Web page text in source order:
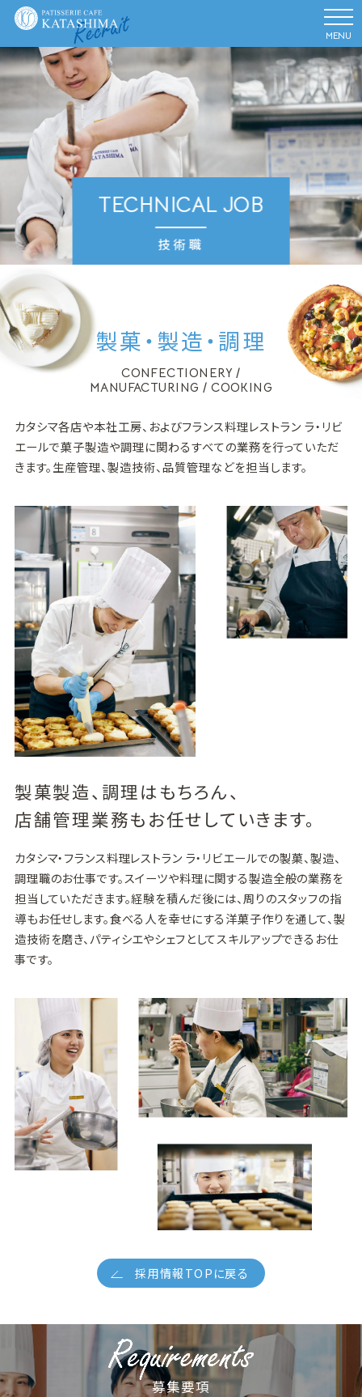
TECHNICAL JOB
技術職
製菓・製造・調理
CONFECTIONERY /
MANUFACTURING / COOKING
カタシマ各店や本社工房、およびフランス料理レストラン ラ・リビ
エールで菓子製造や調理に関わるすべての業務を行っていただ
きます。生産管理、製造技術、品質管理などを担当します。
製菓製造、調理はもちろん、
店舗管理業務もお任せしていきます。
カタシマ・フランス料理レストラン ラ・リビエールでの製菓、製造、
調理職のお仕事です。スイーツや料理に関する製造全般の業務を
担当していただきます。経験を積んだ後には、周りのスタッフの指
導もお任せします。食べる人を幸せにする洋菓子作りを通して、製
造技術を磨き、パティシエやシェフとしてスキルアップできるお仕
事です。
採用情報TOPに戻る
募集要項